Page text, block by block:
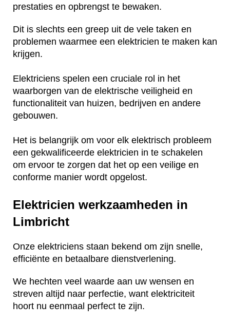
prestaties en opbrengst te bewaken.
Dit is slechts een greep uit de vele taken en
problemen waarmee een elektricien te maken kan
krijgen.
Elektriciens spelen een cruciale rol in het
waarborgen van de elektrische veiligheid en
functionaliteit van huizen, bedrijven en andere
gebouwen.
Het is belangrijk om voor elk elektrisch probleem
een gekwalificeerde elektricien in te schakelen
om ervoor te zorgen dat het op een veilige en
conforme manier wordt opgelost.
Elektricien werkzaamheden in
Limbricht
Onze elektriciens staan bekend om zijn snelle,
efficiënte en betaalbare dienstverlening.
We hechten veel waarde aan uw wensen en
streven altijd naar perfectie, want elektriciteit
hoort nu eenmaal perfect te zijn.